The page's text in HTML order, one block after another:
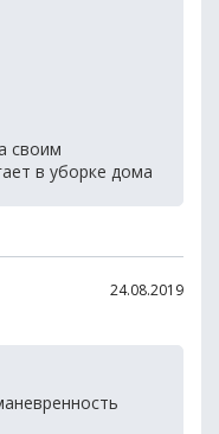
своим
в уборке дома
24.08.2019